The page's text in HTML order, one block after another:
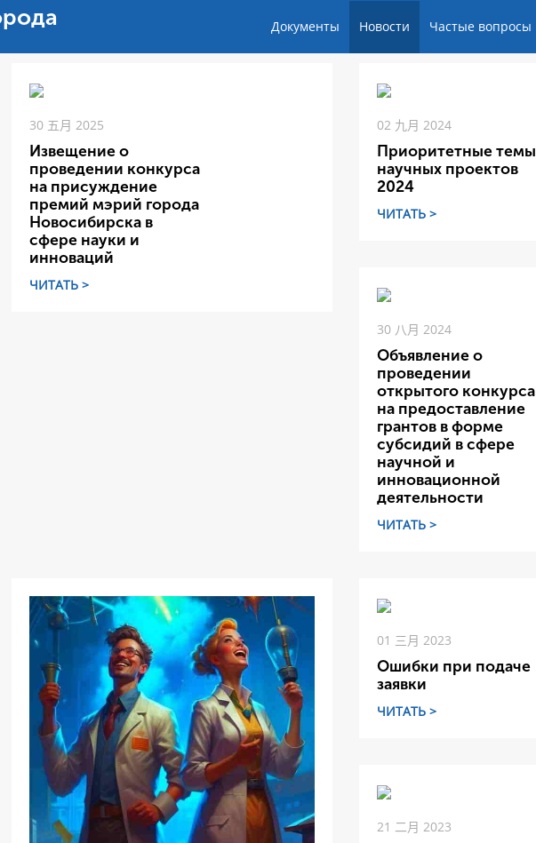
Документы Новости Частые вопросы
30 五月 2025
Извещение о
проведении конкурса
на присуждение
премий мэрий города
Новосибирска в
сфере науки и
инноваций
ЧИТАТЬ >
02 九月 2024
Приоритетные темы
научных проектов
2024
ЧИТАТЬ >
30 八月 2024
Объявление о
проведении
открытого конкурса
на предоставление
грантов в форме
субсидий в сфере
научной и
инновационной
деятельности
ЧИТАТЬ >
01 三月 2023
Ошибки при подаче
заявки
ЧИТАТЬ >
21 二月 2023